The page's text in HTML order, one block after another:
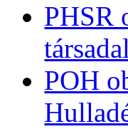
PHSR
POH